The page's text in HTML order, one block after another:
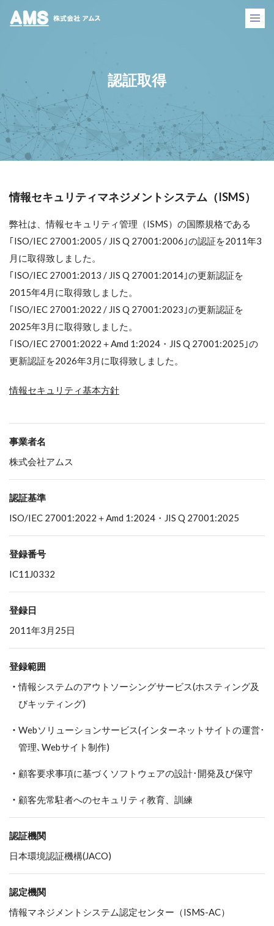
認証取得
情報セキュリティマネジメントシステム（ISMS）
弊社は、情報セキュリティ管理（ISMS）の国際規格である
｢ISO/IEC 27001:2005 / JIS Q 27001:2006｣の認証を2011年3
月に取得致しました。
｢ISO/IEC 27001:2013 / JIS Q 27001:2014｣の更新認証を
2015年4月に取得致しました。
｢ISO/IEC 27001:2022 / JIS Q 27001:2023｣の更新認証を
2025年3月に取得致しました。
｢ISO/IEC 27001:2022＋Amd 1:2024・JIS Q 27001:2025｣の
更新認証を2026年3月に取得致しました。
情報セキュリティ基本方針
事業者名
株式会社アムス
認証基準
ISO/IEC 27001:2022＋Amd 1:2024・JIS Q 27001:2025
登録番号
IC11J0332
登録日
2011年3月25日
登録範囲
情報システムのアウトソーシングサービス(ホスティング及
びキッティング)
Webソリューションサービス(インターネットサイトの運営･
管理､Webサイト制作)
顧客要求事項に基づくソフトウェアの設計･開発及び保守
顧客先常駐者へのセキュリティ教育、訓練
認証機関
日本環境認証機構(JACO)
認定機関
情報マネジメントシステム認定センター（ISMS-AC）